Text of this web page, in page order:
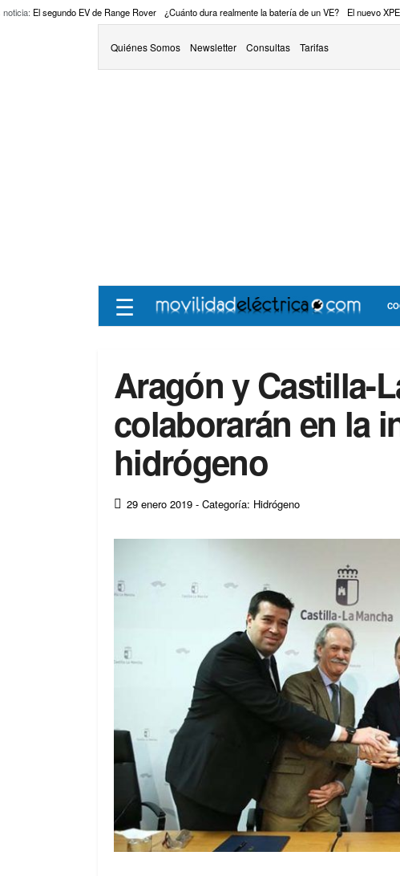
noticia: El segundo EV de Range Rover ¿Cuánto dura realmente la batería de un VE? El nuevo
Quiénes Somos Newsletter Consultas Tarifas
☰
Aragón y Castilla-
colaborarán en la
hidrógeno
29 enero 2019 - Categoría: Hidrógeno